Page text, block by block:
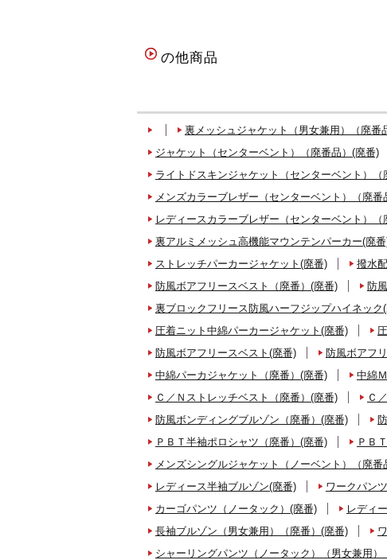
の他商品
裏メッシュジャケット（男女兼用）（廃番
ジャケット（センターベント）（廃番品）(廃番)
ライトドスキンジャケット（センターベント）（
メンズカラーブレザー（センターベント）（廃番
レディースカラーブレザー（センターベント）（
裏アルミメッシュ高機能マウンテンパーカー(廃
ストレッチパーカージャケット(廃番)
撥水
防風ボアフリースベスト（廃番）(廃番)
防
裏ブロックフリース防風ハーフジップハイネック
圧着ニット中綿パーカージャケット(廃番)
防風ボアフリースベスト(廃番)
防風ボアフ
中綿パーカジャケット（廃番）(廃番)
中綿
Ｃ／Ｎストレッチベスト（廃番）(廃番)
Ｃ
防風ボンディングブルゾン（廃番）(廃番)
ＰＢＴ半袖ポロシャツ（廃番）(廃番)
ＰＢ
メンズシングルジャケット（ノーベント）（廃番
レディース半袖ブルゾン(廃番)
ワークパン
カーゴパンツ（ノータック）(廃番)
レディ
長袖ブルゾン（男女兼用）（廃番）(廃番)
シャーリングパンツ（ノータック）（男女兼用）